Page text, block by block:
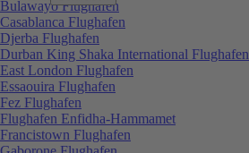
Bulawayo Flughafen
Casablanca Flughafen
Djerba Flughafen
Durban King Shaka International Flughafen
East London Flughafen
Essaouira Flughafen
Fez Flughafen
Flughafen Enfidha-Hammamet
Francistown Flughafen